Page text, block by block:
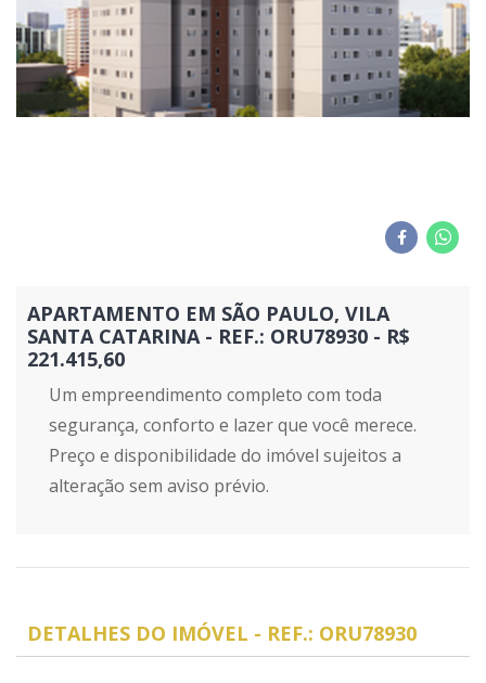
APARTAMENTO EM SÃO PAULO, VILA
SANTA CATARINA - REF.: ORU78930 - R$
221.415,60
Um empreendimento completo com toda
segurança, conforto e lazer que você merece.
Preço e disponibilidade do imóvel sujeitos a
alteração sem aviso prévio.
DETALHES DO IMÓVEL - REF.: ORU78930